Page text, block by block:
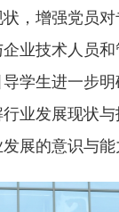
，增强党员
业技术人员
学生进一步
业发展现状
展的意识与能